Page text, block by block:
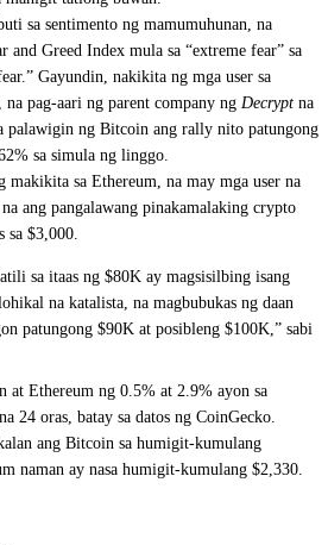
sa sentimento ng mamumuhunan, na
and Greed Index mula sa “extreme fear” sa
Gayundin, nakikita ng mga user sa
pag-aari ng parent company ng Decrypt na
palawigin ng Bitcoin ang rally nito patungong
sa simula ng linggo.
makikita sa Ethereum, na may mga user na
ang pangalawang pinakamalaking crypto
sa $3,000.
sa itaas ng $80K ay magsisilbing isang
na katalista, na magbubukas ng daan
patungong $90K at posibleng $100K,” sabi
at Ethereum ng 0.5% at 2.9% ayon sa
24 oras, batay sa datos ng CoinGecko.
ang Bitcoin sa humigit-kumulang
naman ay nasa humigit-kumulang $2,330.